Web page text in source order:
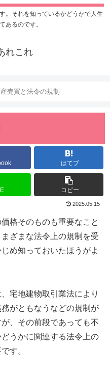
。それを知っているかどうかで人生
あるのです。
れこれ
売買と法令の規制
はてブ
コピー
2025.05.15
格そのものも重要なこと
ざまな法令上の規制を受
め知っておいたほうがよ
宅地建物取引業法により
がともなうなどの規制が
、その前段であっても不
うかに関連する法令上の
す。